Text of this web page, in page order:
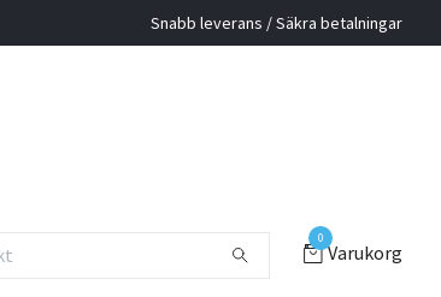
Snabb leverans / Säkra betalningar
0
Varukorg